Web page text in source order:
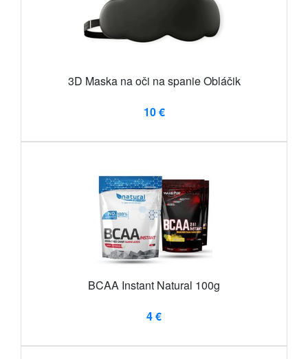
3D Maska na oči na spanie Obláčik
10 €
BCAA Instant Natural 100g
4 €